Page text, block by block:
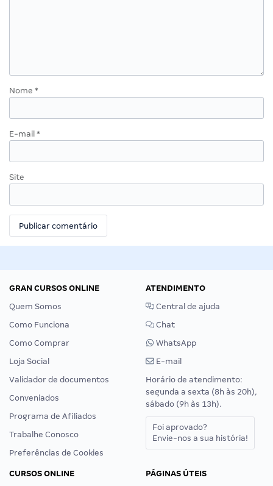
Nome *
E-mail *
Site
GRAN CURSOS ONLINE
Quem Somos
Como Funciona
Como Comprar
Loja Social
Validador de documentos
Conveniados
Programa de Afiliados
Trabalhe Conosco
Preferências de Cookies
ATENDIMENTO
Central de ajuda
Chat
WhatsApp
E-mail
Horário de atendimento:
segunda a sexta (8h às 20h),
sábado (9h às 13h).
Foi aprovado?
Envie-nos a sua história!
CURSOS ONLINE
PÁGINAS ÚTEIS